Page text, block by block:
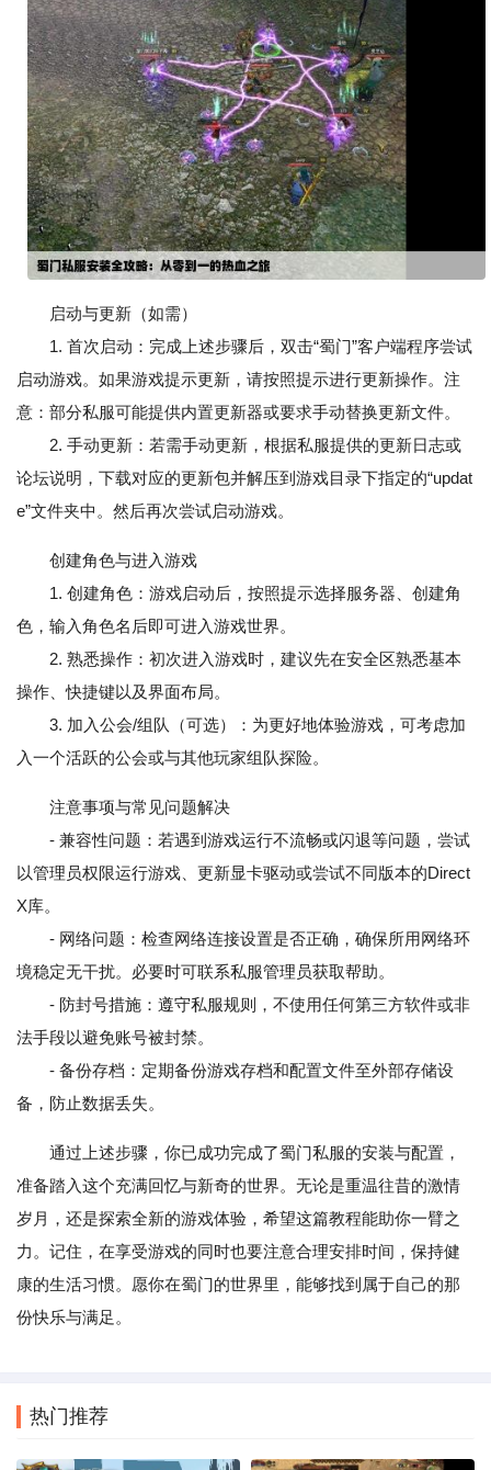
启动与更新（如需）
1. 首次启动：完成上述步骤后，双击“蜀门”客户端程序尝试
启动游戏。如果游戏提示更新，请按照提示进行更新操作。注
意：部分私服可能提供内置更新器或要求手动替换更新文件。
2. 手动更新：若需手动更新，根据私服提供的更新日志或
论坛说明，下载对应的更新包并解压到游戏目录下指定的“updat
e”文件夹中。然后再次尝试启动游戏。
创建角色与进入游戏
1. 创建角色：游戏启动后，按照提示选择服务器、创建角
色，输入角色名后即可进入游戏世界。
2. 熟悉操作：初次进入游戏时，建议先在安全区熟悉基本
操作、快捷键以及界面布局。
3. 加入公会/组队（可选）：为更好地体验游戏，可考虑加
入一个活跃的公会或与其他玩家组队探险。
注意事项与常见问题解决
- 兼容性问题：若遇到游戏运行不流畅或闪退等问题，尝试
以管理员权限运行游戏、更新显卡驱动或尝试不同版本的Direct
X库。
- 网络问题：检查网络连接设置是否正确，确保所用网络环
境稳定无干扰。必要时可联系私服管理员获取帮助。
- 防封号措施：遵守私服规则，不使用任何第三方软件或非
法手段以避免账号被封禁。
- 备份存档：定期备份游戏存档和配置文件至外部存储设
备，防止数据丢失。
通过上述步骤，你已成功完成了蜀门私服的安装与配置，
准备踏入这个充满回忆与新奇的世界。无论是重温往昔的激情
岁月，还是探索全新的游戏体验，希望这篇教程能助你一臂之
力。记住，在享受游戏的同时也要注意合理安排时间，保持健
康的生活习惯。愿你在蜀门的世界里，能够找到属于自己的那
份快乐与满足。
热门推荐